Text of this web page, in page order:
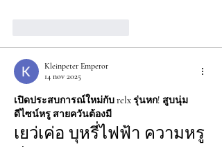
Kleinpeter Emperor
14 nov 2025
เปิดประสบการณ์ใหม่กับ relx รุ่นหก! สูบนุ่ม
ดีไซน์หรู สายควันต้องมี
เยว่เค่อ บุหรี่ไฟฟ้า ความหรู